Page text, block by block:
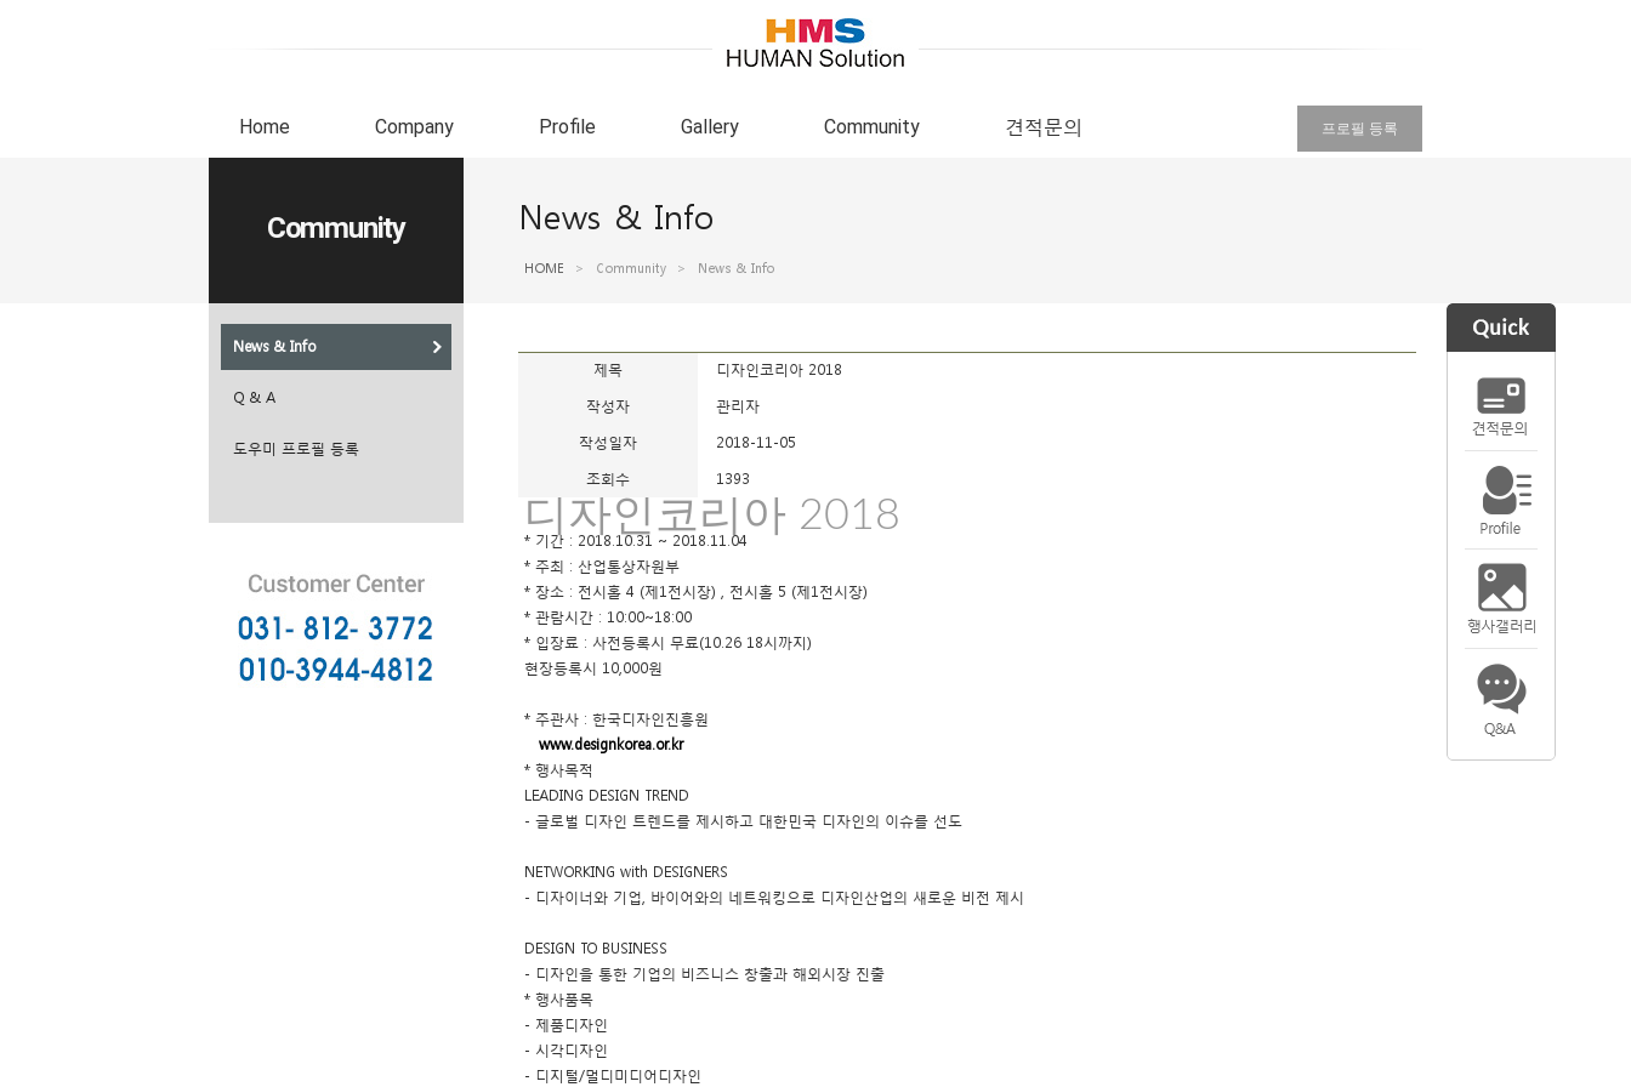
Home Company Profile Gallery Community 견적문의 프로필 등록
Community
News & Info
Q & A
도우미 프로필 등록
News & Info
HOME > Community > News & Info
제목 디자인코리아 2018
작성자 관리자
작성일자 2018-11-05
조회수 1393
디자인코리아 2018
* 기간 : 2018.10.31 ~ 2018.11.04
* 주최 : 산업통상자원부
* 장소 : 전시홀 4 (제1전시장) , 전시홀 5 (제1전시장)
* 관람시간 : 10:00~18:00
* 입장료 : 사전등록시 무료(10.26 18시까지)
현장등록시 10,000원
* 주관사 : 한국디자인진흥원
www.designkorea.or.kr
* 행사목적
LEADING DESIGN TREND
- 글로벌 디자인 트렌드를 제시하고 대한민국 디자인의 이슈를 선도
NETWORKING with DESIGNERS
- 디자이너와 기업, 바이어와의 네트워킹으로 디자인산업의 새로운 비전 제시
DESIGN TO BUSINESS
- 디자인을 통한 기업의 비즈니스 창출과 해외시장 진출
* 행사품목
- 제품디자인
- 시각디자인
- 디지털/멀디미디어디자인